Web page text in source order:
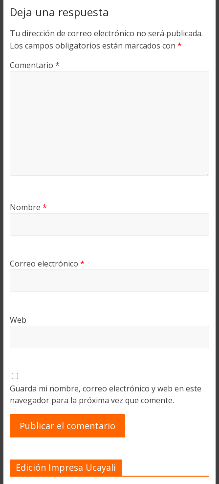
Deja una respuesta
Tu dirección de correo electrónico no será publicada.
Los campos obligatorios están marcados con *
Comentario *
Nombre *
Correo electrónico *
Web
Guarda mi nombre, correo electrónico y web en este
navegador para la próxima vez que comente.
Edición Impresa Ucayali